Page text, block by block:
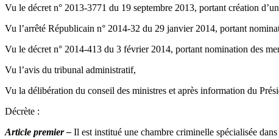
Vu le décret n° 2013-3771 du 19 septembre 2013, portant création
Vu l’arrêté Républicain n° 2014-32 du 29 janvier 2014, portant
Vu le décret n° 2014-413 du 3 février 2014, portant nomination des
Vu l’avis du tribunal administratif,
Vu la délibération du conseil des ministres et après information du
Décrète :
Article premier – Il est institué une chambre criminelle spécialisée